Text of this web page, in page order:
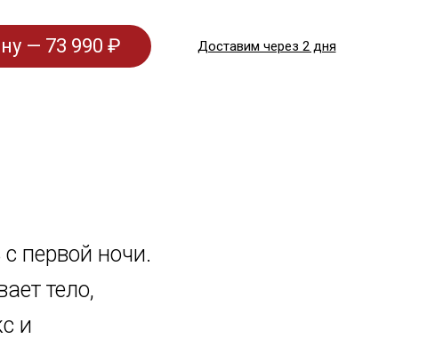
— 73 990 ₽ Доставим через 2 дня
первой ночи.
тело,
и